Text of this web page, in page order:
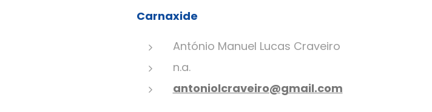
Carnaxide
António Manuel Lucas Craveiro
n.a.
antoniolcraveiro@gmail.com